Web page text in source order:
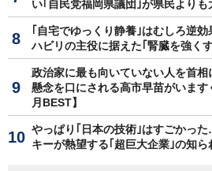
い｢自民党福岡県議団｣が県民よりも
｢自宅でゆっくり静養｣はむしろ逆
ハビリの主役に据えた｢腎臓を強く
政治家に最も向いていない人を首
懸念を口にされる高市早苗がいま
月BEST】
やっぱり｢日本の技術｣はすごかっ
キーが熱望する｢超巨大企業｣の知ら